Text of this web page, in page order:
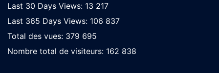
Last 30 Days Views: 13 217
Last 365 Days Views: 106 837
Total des vues: 379 695
Nombre total de visiteurs: 162 838